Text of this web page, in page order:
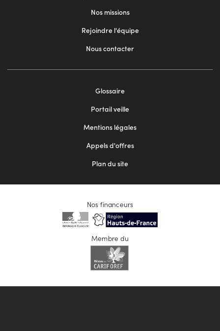
Nos missions
Rejoindre l'équipe
Nous contacter
Glossaire
Portail veille
Mentions légales
Appels d'offres
Plan du site
Nos financeurs
Membre du